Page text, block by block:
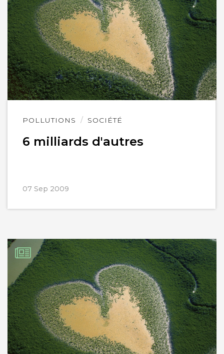
POLLUTIONS SOCIÉTÉ
6 milliards d'autres
07 Sep 2009
Lire